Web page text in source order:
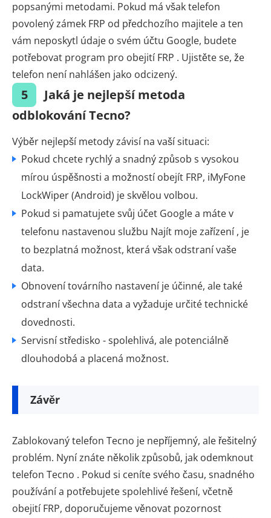
popsanými metodami. Pokud má však telefon
povolený zámek FRP od předchozího majitele a ten
vám neposkytl údaje o svém účtu Google, budete
potřebovat program pro obejití FRP . Ujistěte se, že
telefon není nahlášen jako odcizený.
5
Jaká je nejlepší metoda
odblokování Tecno?
Výběr nejlepší metody závisí na vaší situaci:
Pokud chcete rychlý a snadný způsob s vysokou
mírou úspěšnosti a možností obejít FRP, iMyFone
LockWiper (Android) je skvělou volbou.
Pokud si pamatujete svůj účet Google a máte v
telefonu nastavenou službu Najít moje zařízení , je
to bezplatná možnost, která však odstraní vaše
data.
Obnovení továrního nastavení je účinné, ale také
odstraní všechna data a vyžaduje určité technické
dovednosti.
Servisní středisko - spolehlivá, ale potenciálně
dlouhodobá a placená možnost.
Závěr
Zablokovaný telefon Tecno je nepříjemný, ale řešitelný
problém. Nyní znáte několik způsobů, jak odemknout
telefon Tecno . Pokud si ceníte svého času, snadného
používání a potřebujete spolehlivé řešení, včetně
obejití FRP, doporučujeme věnovat pozornost